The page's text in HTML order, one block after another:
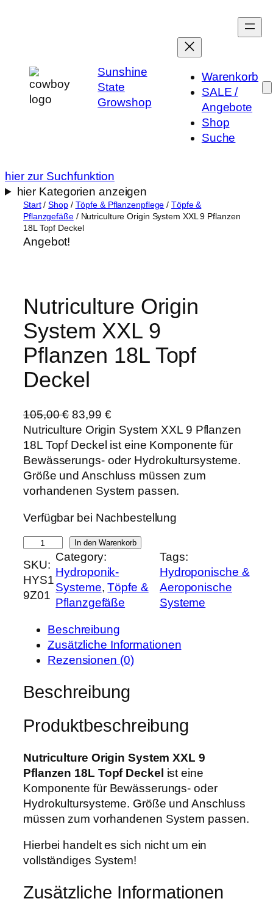
Sunshine
State
Growshop
Warenkorb
SALE /
Angebote
Shop
Suche
hier zur Suchfunktion
hier Kategorien anzeigen
Start/Shop/ Töpfe & Pflanzenpflege /Töpfe &
Pflanzgefäße/ Nutriculture Origin System XXL 9 Pflanzen
18L Topf Deckel
Angebot!
Nutriculture Origin
System XXL 9
Pflanzen 18L Topf
Deckel
105,00€ U
r
s
p
r
ü
g
l
i
c
h
e
P
r
e
s
a
r
1
0
5
,
0
0
83,99 €A
k
t
u
e
l
e
r
P
r
e
i
i
s
t
8
,
9
9
€
.
Nutriculture Origin System XXL 9 Pflanzen
18L Topf Deckel ist eine Komponente für
Bewässerungs- oder Hydrokultursysteme.
Größe und Anschluss müssen zum
vorhandenen System passen.
Verfügbar bei Nachbestellung
u
t
r
r
O
i
g
i
n
S
s
t
m
In den Warenkorb
SKU:
HYS1
9Z01
Category:
Hydroponik-
Systeme, Töpfe &
Pflanzgefäße
Tags:
Hydroponische &
Aeroponische
Systeme
Beschreibung
Zusätzliche Informationen
Rezensionen (0)
Beschreibung
Produktbeschreibung
Nutriculture Origin System XXL 9
Pflanzen 18L Topf Deckel ist eine
Komponente für Bewässerungs- oder
Hydrokultursysteme. Größe und Anschluss
müssen zum vorhandenen System passen.
Hierbei handelt es sich nicht um ein
vollständiges System!
Zusätzliche Informationen